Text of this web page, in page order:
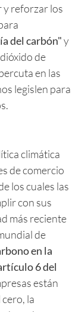
y reforzar los
del carbón"y
de
en las
legislen para
climática
de comercio
los cuales las
con sus
más reciente
de
en la
6 del
están
la